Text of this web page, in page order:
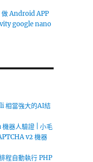
Android APP
google nano
相當強大的AI結
器人驗證 | 小毛
v2 機器
程自動執行 PHP